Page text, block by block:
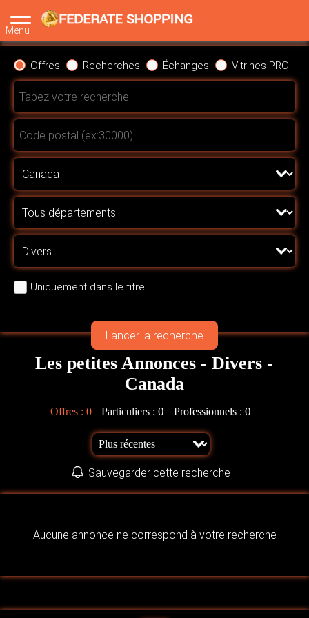
Menu
Offres Recherches Échanges Vitrines PRO
Uniquement dans le titre
Les petites Annonces - Divers -
Canada
Offres : 0 Particuliers : 0 Professionnels : 0
Sauvegarder cette recherche
Aucune annonce ne correspond à votre recherche